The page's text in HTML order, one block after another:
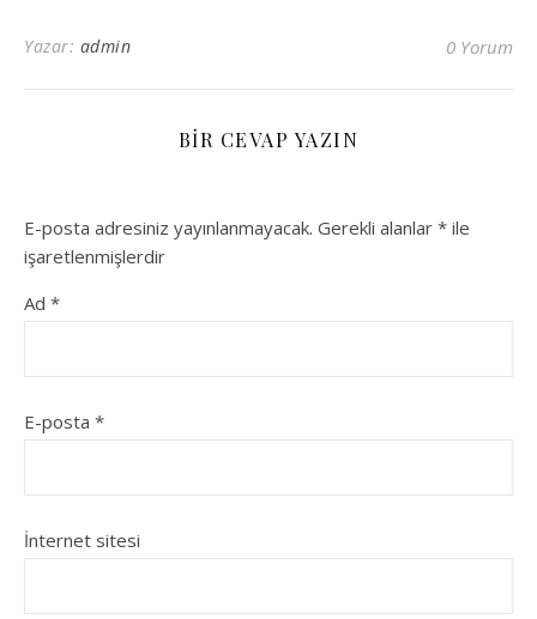
Yazar: admin 0 Yorum
BIR CEVAP YAZIN
E-posta adresiniz yayınlanmayacak. Gerekli alanlar * ile
işaretlenmişlerdir
Ad *
E-posta *
İnternet sitesi